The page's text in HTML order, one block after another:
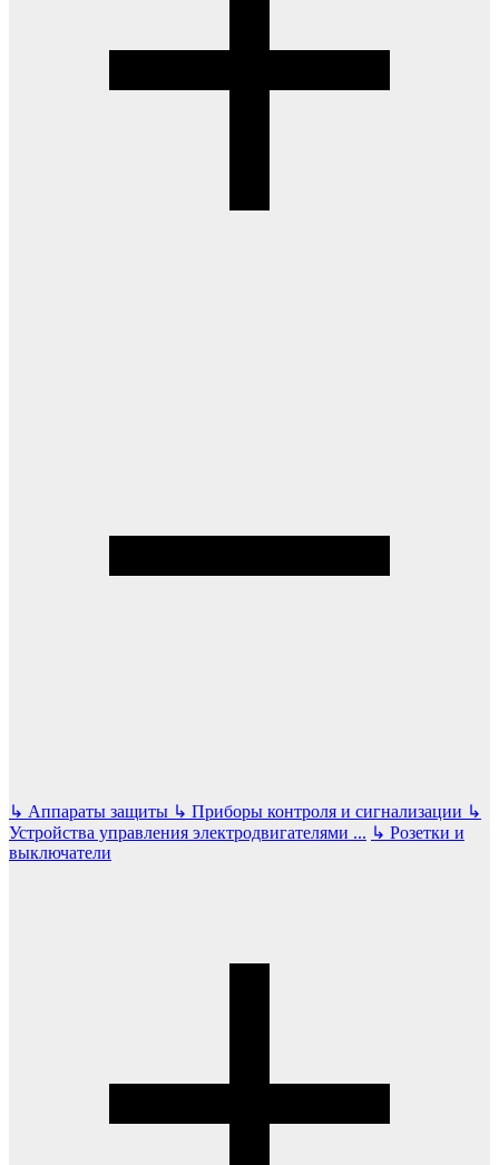
↳ Аппараты защиты ↳ Приборы контроля и сигнализации ↳
Устройства управления электродвигателями ... ↳ Розетки и
выключатели